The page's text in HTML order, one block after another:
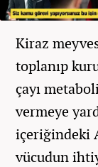
Kiraz
toplanıp
çayı
vermeye
içeriğindeki
vücudun